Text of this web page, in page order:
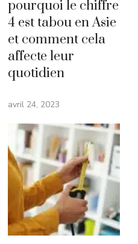
pourquoi le chiffre
4 est tabou en Asie
et comment cela
affecte leur
quotidien
avril 24, 2023